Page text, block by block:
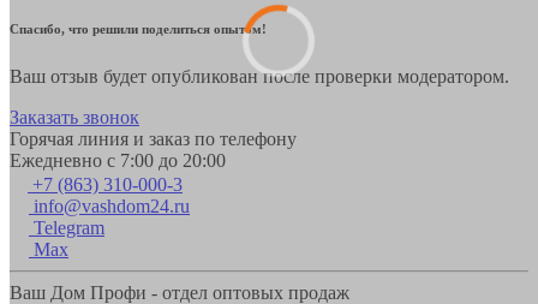
Спасибо, что решили поделиться опытом!
Ваш отзыв будет опубликован после проверки модератором.
Заказать звонок
Горячая линия и заказ по телефону
Ежедневно с 7:00 до 20:00
+7 (863) 310-000-3
info@vashdom24.ru
Telegram
Max
Ваш Дом Профи - отдел оптовых продаж